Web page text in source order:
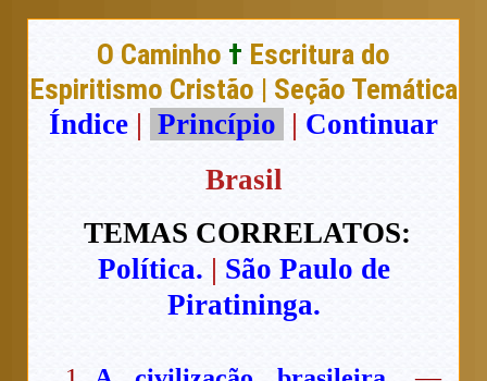
O Caminho † Escritura do
Espiritismo Cristão | Seção Temática
Índice | Princípio | Continuar
Brasil
TEMAS CORRELATOS:
Política. | São Paulo de
Piratininga.